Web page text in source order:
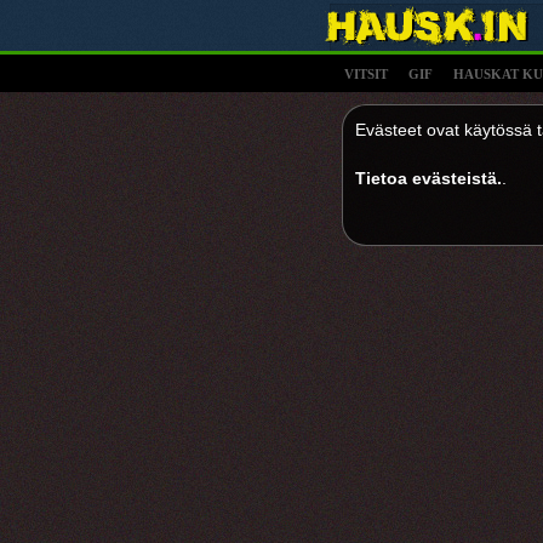
VITSIT GIF HAUSKAT
Evästeet ovat käytössä
Tietoa evästeistä.